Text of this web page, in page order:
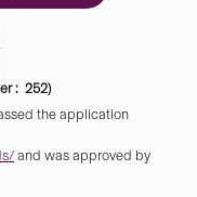
: 252)
the application
and was approved by